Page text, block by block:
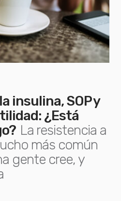
insulina, SOP y
¿Está
La resistencia a
más común
gente cree, y